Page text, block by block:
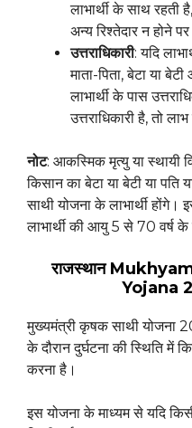
लाभार्थी के साथ रहती
अन्य रिश्तेदार न होने
उत्तराधिकारी: यदि
माता-पिता, बेटा या
लाभार्थी के पास
उत्तराधिकारी है, तो
नोट: आकस्मिक मृत्यु या स्थायी
किसान का बेटा या बेटी या पति
साथी योजना के लाभार्थी
लाभार्थी की आयु 5 से 70 वर्ष के
राजस्थान
Yojana
मुख्यमंत्री कृषक साथी योजना
के दौरान दुर्घटना की स्थिति में
करना है।
इस योजना के माध्यम से यदि